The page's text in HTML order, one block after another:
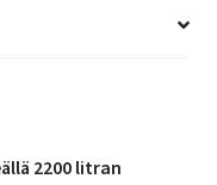
2200 litran